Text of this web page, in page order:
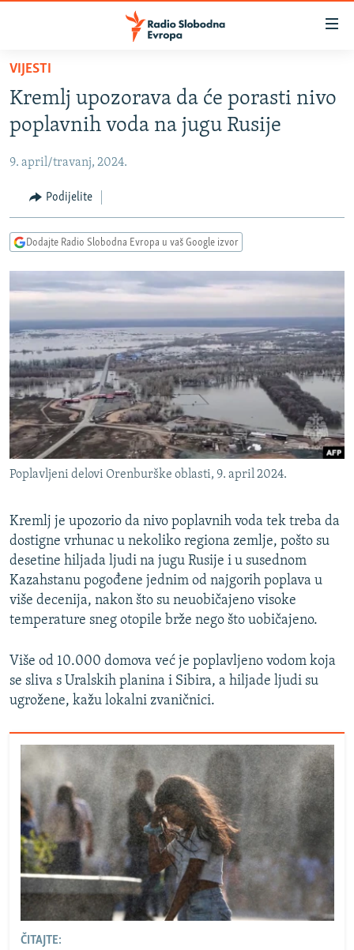
Pređite
glavni
sadržaj
Pređite
na
navigaciju
Pređite
na
BOSNA I HERCEGOVINA
SRBIJA
KOSOVO
CRNA GORA
VIDEO
FOTOGALERIJE
PODCASTI
RAT U UKRAJINI
RSE PRIČE IZ SVIJETA
ISPRIČAJ MI
DNEVNO@RSE
SPECIJALI RSE
VIŠE OD NASLOVA
GENOCID U SREBRENICI
POPLAVE I KLIZIŠTA U BIH 2024.
TV LIBERTY
POST SCRIPTUM
MOJA EVROPA
TRI DECENIJE OD RATA U BIH
SVE KARTE DEJTONA
NASTANAK I RASPAD JUGOSLAVIJE
PRATITE NAS
Sve RFE/RL stranice
VIJESTI
Kremlj upozorava da će porasti nivo
poplavnih voda na jugu Rusije
9. april/travanj, 2024.
Podijelite
Dodajte Radio Slobodna Evropa u vaš Google izvor
Poplavljeni delovi Orenburške oblasti, 9. april 2024.
Kremlj je upozorio da nivo poplavnih voda tek treba da
dostigne vrhunac u nekoliko regiona zemlje, pošto su
desetine hiljada ljudi na jugu Rusije i u susednom
Kazahstanu pogođene jednim od najgorih poplava u
više decenija, nakon što su neuobičajeno visoke
temperature sneg otopile brže nego što uobičajeno.
Više od 10.000 domova već je poplavljeno vodom koja
se sliva s Uralskih planina i Sibira, a hiljade ljudi su
ugrožene, kažu lokalni zvaničnici.
ČITAJTE: